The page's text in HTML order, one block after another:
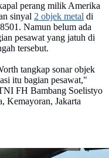
perang milik Amerika
sinyal 2 objek metal di
Namun belum ada
pesawat yang jatuh di
tersebut.
tangkap sonar objek
itu bagian pesawat,"
FH Bambang Soelistyo
Kemayoran, Jakarta